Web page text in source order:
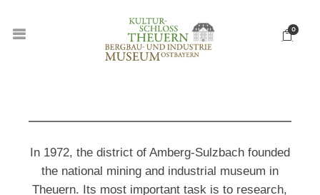
0
In 1972, the district of Amberg-Sulzbach founded
the national mining and industrial museum in
Theuern. Its most important task is to research,